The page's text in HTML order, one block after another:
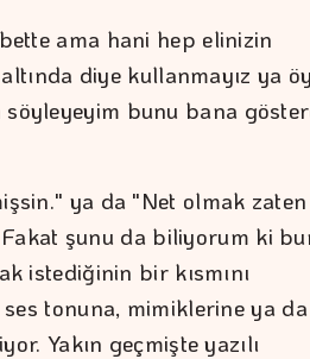
ama hani hep elinizin
diye kullanmayız ya
bunu bana
ya da "Net olmak zaten
şunu da biliyorum ki
istediğinin bir kısmını
ses tonuna, mimiklerine ya da
Yakın geçmişte yazılı